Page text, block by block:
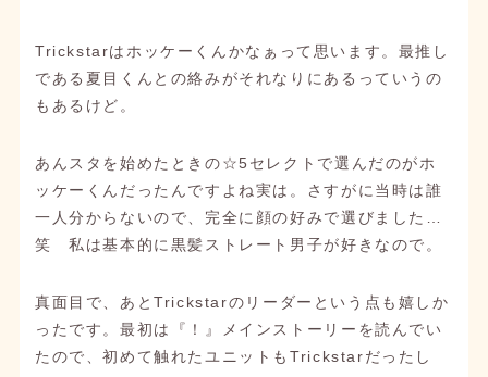
Trickstarはホッケーくんかなぁって思います。最推し
である夏目くんとの絡みがそれなりにあるっていうの
もあるけど。
あんスタを始めたときの☆5セレクトで選んだのがホ
ッケーくんだったんですよね実は。さすがに当時は誰
一人分からないので、完全に顔の好みで選びました…
笑 私は基本的に黒髪ストレート男子が好きなので。
真面目で、あとTrickstarのリーダーという点も嬉しか
ったです。最初は『！』メインストーリーを読んでい
たので、初めて触れたユニットもTrickstarだったし